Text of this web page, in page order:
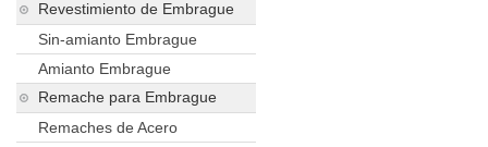
Revestimiento de Embrague
Sin-amianto Embrague
Amianto Embrague
Remache para Embrague
Remaches de Acero